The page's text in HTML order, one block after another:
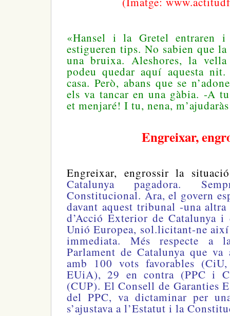
«Hansel i la Gretel entraren
estigueren tips. No sabien que
una bruixa. Aleshores, la
podeu quedar aquí aquesta
casa. Però, abans que se
els va tancar en una gàbia. -A
et menjaré! I tu, nena,
Engreixar,
Engreixar, engrossir la
Catalunya pagadora.
Constitucional. Ara, el govern
davant aquest tribunal -una
d’Acció Exterior de Catalunya
Unió Europea, sol.licitant-ne
immediata. Més respecte a
Parlament de Catalunya que
amb 100 vots favorables
EUiA), 29 en contra (PPC i
(CUP). El Consell de Garanties
del PPC, va dictaminar per
s’ajustava a l’Estatut i la